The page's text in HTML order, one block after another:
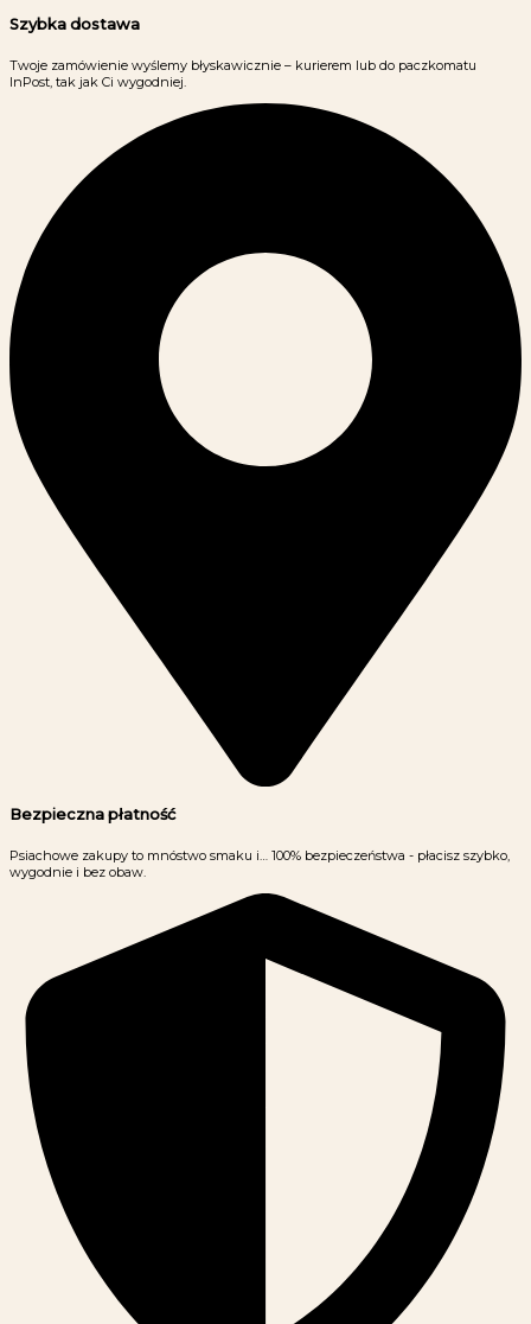
Szybka dostawa
Twoje zamówienie wyślemy błyskawicznie – kurierem lub do paczkomatu
InPost, tak jak Ci wygodniej.
Bezpieczna płatność
Psiachowe zakupy to mnóstwo smaku i… 100% bezpieczeństwa - płacisz szybko,
wygodnie i bez obaw.